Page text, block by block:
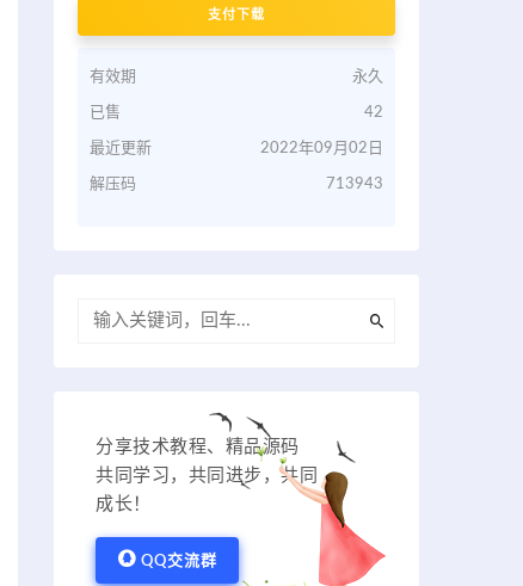
支付下载
有效期 永久
已售 42
最近更新 2022年09月02日
解压码 713943
分享技术教程、精品源码
共同学习，共同进步，共同
成长！
QQ交流群